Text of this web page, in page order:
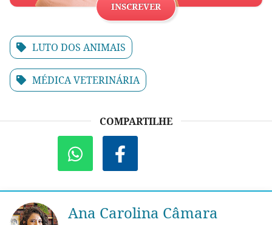
INSCREVER
LUTO DOS ANIMAIS
MÉDICA VETERINÁRIA
COMPARTILHE
Ana Carolina Câmara